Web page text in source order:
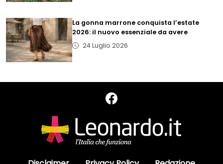
La gonna marrone conquista l’estate
2026: il nuovo essenziale da avere
24 Luglio 2026